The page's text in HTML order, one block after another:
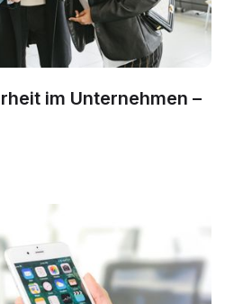
im Unternehmen –